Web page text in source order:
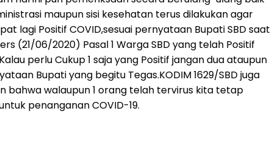
maupun sisi kesehatan terus dilakukan agar
lagi Positif COVID,sesuai pernyataan Bupati SBD saat
(21/06/2020) Pasal 1 Warga SBD yang telah Positif
perlu Cukup 1 saja yang Positif jangan dua ataupun
Bupati yang begitu Tegas.KODIM 1629/SBD juga
bahwa walaupun 1 orang telah tervirus kita tetap
penanganan COVID-19.